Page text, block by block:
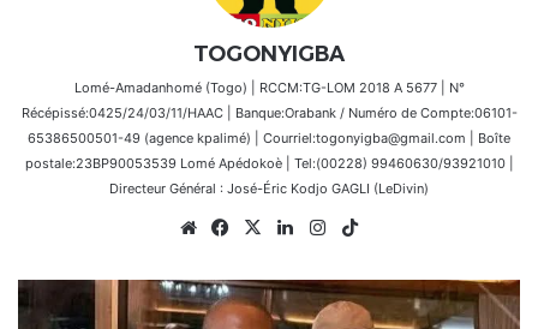
TOGONYIGBA
Lomé-Amadanhomé (Togo) | RCCM:TG-LOM 2018 A 5677 | N°
Récépissé:0425/24/03/11/HAAC | Banque:Orabank / Numéro de Compte:06101-
65386500501-49 (agence kpalimé) | Courriel:togonyigba@gmail.com | Boîte
postale:23BP90053539 Lomé Apédokoè | Tel:(00228) 99460630/93921010 |
Directeur Général : José-Éric Kodjo GAGLI (LeDivin)
WebsiteFacebook
X LinkedinInstagram